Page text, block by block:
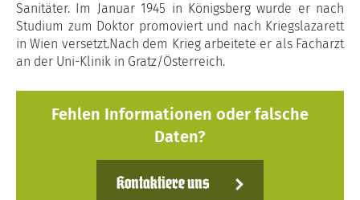
Sanitäter. Im Januar 1945 in Königsberg wurde er nach
Studium zum Doktor promoviert und nach Kriegslazarett
in Wien versetzt.Nach dem Krieg arbeitete er als Facharzt
an der Uni-Klinik in Gratz/Österreich.
Fehlen Informationen oder falsche
Daten?
Kontaktiere uns